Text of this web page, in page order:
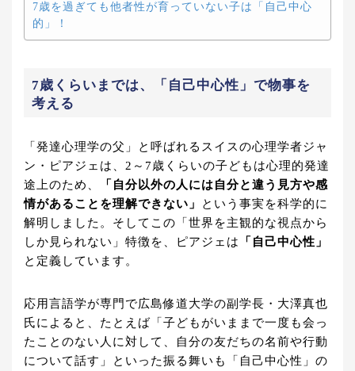
7歳を過ぎても他者性が育っていない子は「自己中心
的」！
7歳くらいまでは、「自己中心性」で物事を
考える
「発達心理学の父」と呼ばれるスイスの心理学者ジャ
ン・ピアジェは、2～7歳くらいの子どもは心理的発達
途上のため、
「自分以外の人には自分と違う見方や感
情があることを理解できない」
という事実を科学的に
解明しました。そしてこの「世界を主観的な視点から
しか見られない」特徴を、ピアジェは
「自己中心性」
と定義しています。
応用言語学が専門で広島修道大学の副学長・大澤真也
氏によると、たとえば「子どもがいままで一度も会っ
たことのない人に対して、自分の友だちの名前や行動
について話す」といった振る舞いも「自己中心性」の